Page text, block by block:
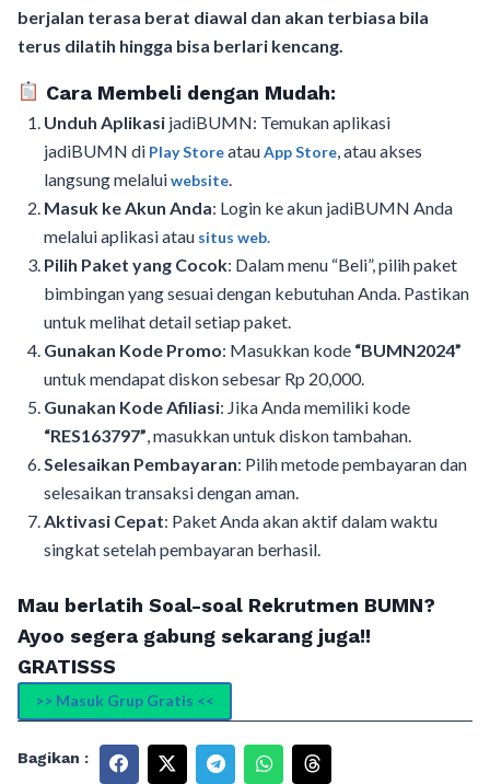
berjalan terasa berat diawal dan akan terbiasa bila
terus dilatih hingga bisa berlari kencang.
Cara Membeli dengan Mudah:
Unduh Aplikasi jadiBUMN: Temukan aplikasi
jadiBUMN di Play StoreatauApp Store , atau akses
langsung melaluiwebsite
Masuk ke Akun Anda: Login ke akun jadiBUMN Anda
melalui aplikasi atau situs web.
Pilih Paket yang Cocok: Dalam menu “Beli”, pilih paket
bimbingan yang sesuai dengan kebutuhan Anda. Pastikan
untuk melihat detail setiap paket.
Gunakan Kode Promo: Masukkan kode “BUMN2024”
untuk mendapat diskon sebesar Rp 20,000.
Gunakan Kode Afiliasi: Jika Anda memiliki kode
“RES163797” , masukkan untuk diskon tambahan.
Selesaikan Pembayaran: Pilih metode pembayaran dan
selesaikan transaksi dengan aman.
Aktivasi Cepat: Paket Anda akan aktif dalam waktu
singkat setelah pembayaran berhasil.
Mau berlatih Soal-soal Rekrutmen BUMN?
Ayoo segera gabung sekarang juga!!
GRATISSS
>> Masuk Grup Gratis <<
Bagikan :